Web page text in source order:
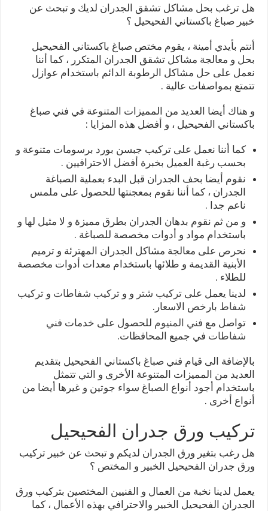
هل ترغب بحل مشاكل تشقق الجدران لديك و تبحث عن
خبير صباغ باكستاني الفحيحيل ؟
أنتم بأيدي أمينة ، يقوم مختص صباغ باكستاني الفحيحيل
بحل و معالجة مشاكل تشقق الجدران المتكرر ، كما أننا
نعمل على حل مشاكل الرطوبة الدائم باستخدام عوازل
تتمتع بمواصفات عالية .
و هناك أيضا العديد من المميزات المتنوعة في فني صباغ
باكستاني الفحيحيل ، و أفضل هذه المزايا :
كما أننا نعمل على تركيب جبسن بورد برسومات متنوعة و
بحسب رغبة العميل بخبرة أفضل الاحترافيين .
نقوم أيضا بحف الجدران قبل البدء بعملية الصباغة
الجدران ، كما أننا نقوم بمعجنتها للحصول على ملمس
ناعم جدا .
و من ثم نقوم بدهان الجدران بطرق مميزة و لا مثيل لها و
باستخدام مواد و أدوات مخصصة للصباغة .
نحرص على معالجة مشاكل الجدران المهترئة و ترميم
الأبنية القديمة و طلائها باستخدام معدات أدوات مخصصة
للطلاء .
لدينا يعمل علىتركيب شتر و وتركيب شفاطات وتركيب
شفاط بارخص الاسعار.
تواصل مع فني المنيوم للحصول على خدمات فني
شفاطات في جميع المحافظات.
بالإضافة الى قيام فني صباغ باكستاني الفحيحيل بتقديم
العديد من المميزات المتنوعة الأخرى و التي تتمثل
باستخدام أجود أنواع الصباغ سواء جوتين و غيرها أيضا من
أنواع أخرى .
تركيب ورق جدران الفحيحيل
هل رغب بتغير ورق الجدران لديكم و تبحث عن خبير تركيب
ورق جدران الفحيحيل الخبير و المختص ؟
يعمل لدينا نخبة من العمال و الفنيين المختصين بتركيب ورق
الجدران الفحيحيل الخبير والاحترافي بهذه الأعمال ، كما